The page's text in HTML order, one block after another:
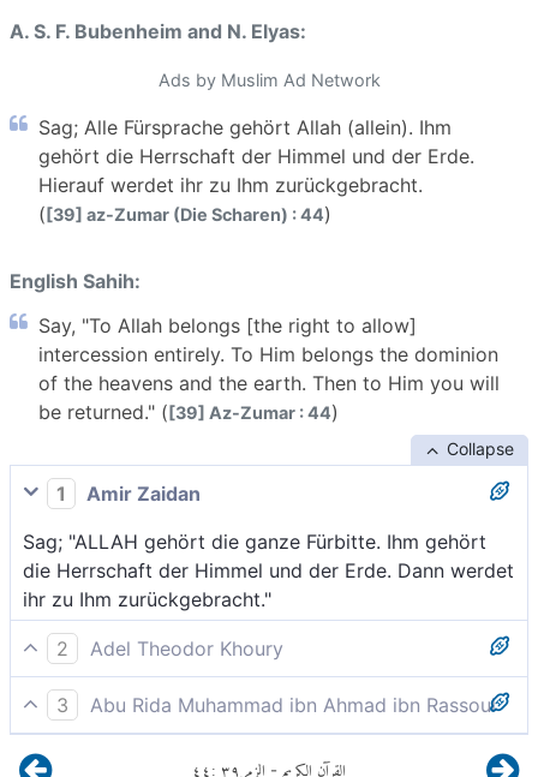
A. S. F. Bubenheim and N. Elyas:
Ads by Muslim Ad Network
Sag; Alle Fürsprache gehört Allah (allein). Ihm
gehört die Herrschaft der Himmel und der Erde.
Hierauf werdet ihr zu Ihm zurückgebracht.
([39] az-Zumar (Die Scharen) : 44)
English Sahih:
Say, "To Allah belongs [the right to allow]
intercession entirely. To Him belongs the dominion
of the heavens and the earth. Then to Him you will
be returned." ([39] Az-Zumar : 44)
Collapse
1
Amir Zaidan
Sag; "ALLAH gehört die ganze Fürbitte. Ihm gehört
die Herrschaft der Himmel und der Erde. Dann werdet
ihr zu Ihm zurückgebracht."
2
Adel Theodor Khoury
Sprich; Alle Fürsprache gehört Gott allein. Ihm gehört
die Königsherrschaft der Himmel und der Erde. Dann
werdet ihr zu Ihm zurückgebracht.
3
Abu Rida Muhammad ibn Ahmad ibn Rassoul
Sprich; "Alle Fürsprache gehört Allah. Sein ist das
القرآن الكريم - الزمر٣٩:٤٤